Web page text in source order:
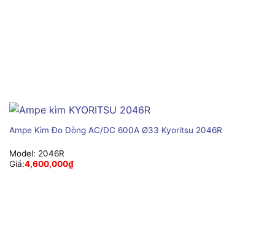
Ampe Kìm Đo Dòng AC/DC 600A Ø33 Kyoritsu 2046R
Model: 2046R
Giá:4,600,000₫